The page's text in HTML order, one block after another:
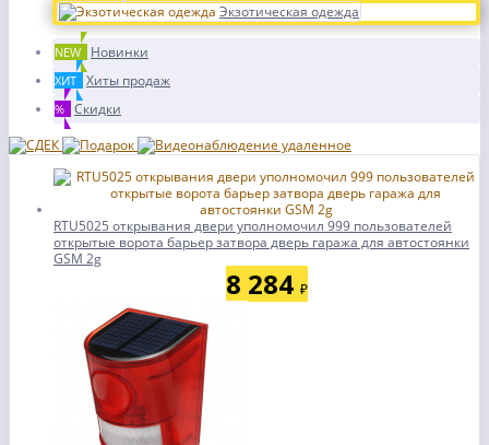
Экзотическая одежда
NEW Новинки
ХИТ Хиты продаж
% Скидки
RTU5025 открывания двери уполномочил 999 пользователей
открытые ворота барьер затвора дверь гаража для автостоянки
GSM 2g
8 284 ₽